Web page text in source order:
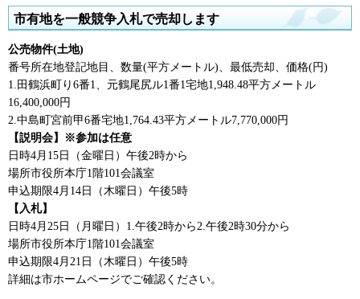
市有地を一般競争入札で売却します
公売物件(土地)
番号所在地登記地目、数量(平方メートル)、最低売却、価格(円)
1.田鶴浜町り6番1、元鶴尾尻ル1番1宅地1,948.48平方メートル
16,400,000円
2.中島町宮前甲6番宅地1,764.43平方メートル7,770,000円
【説明会】※参加は任意
日時4月15日（金曜日）午後2時から
場所市役所本庁1階101会議室
申込期限4月14日（木曜日）午後5時
【入札】
日時4月25日（月曜日）1.午後2時から2.午後2時30分から
場所市役所本庁1階101会議室
申込期限4月21日（木曜日）午後5時
詳細は市ホームページでご確認ください。